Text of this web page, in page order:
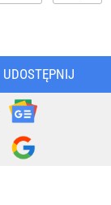
UDOSTĘPNIJ